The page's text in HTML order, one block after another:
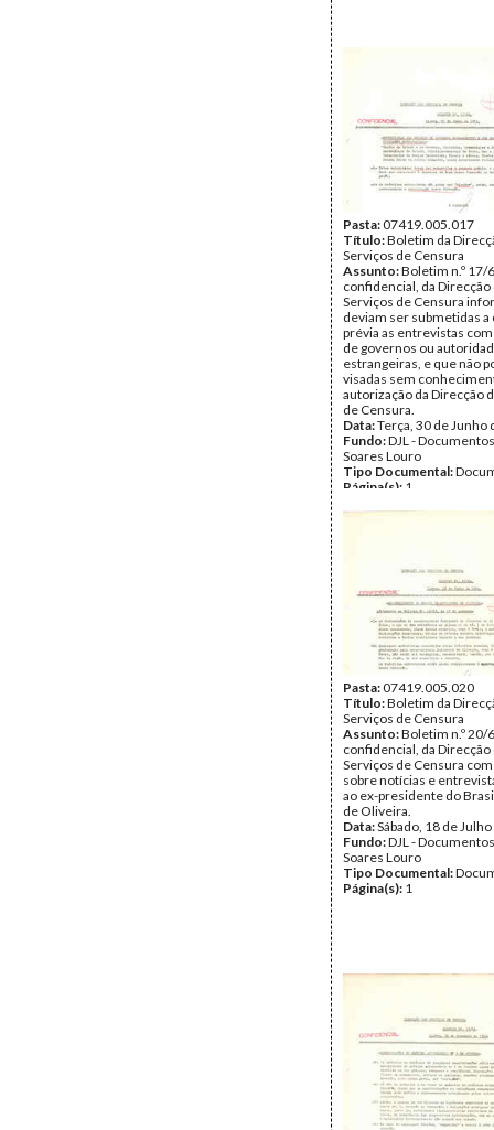
Pasta:07419.005.017
Título:Boletim da
Serviços de Censura
Assunto:Boletim n.º 17/
confidencial, da Direcção
Serviços de Censura
deviam ser submetidas a
prévia as entrevistas
de governos ou
estrangeiras, e que não
visadas sem
autorização da Direcção
de Censura.
Data:Terça, 30 de Junho
Fundo:DJL -
Soares Louro
Tipo Documental:
Página(s): 1
Pasta:07419.005.020
Título:Boletim da
Serviços de Censura
Assunto:Boletim n.º 20/
confidencial, da Direcção
Serviços de Censura
sobre notícias e
ao ex-presidente do
de Oliveira.
Data:Sábado, 18 de
Fundo:DJL -
Soares Louro
Tipo Documental:
Página(s): 1